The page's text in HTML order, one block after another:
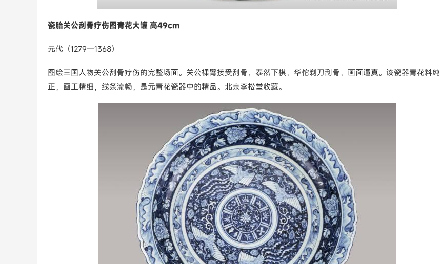
瓷胎关公刮骨疗伤图青花大罐 高49cm
元代（1279—1368）
图绘三国人物关公刮骨疗伤的完整场面。关公裸臂接受刮骨，泰然下棋，华佗剃刀刮骨，画面逼真。该瓷器青花料纯
正，画工精细，线条流畅，是元青花瓷器中的精品。北京李松堂收藏。